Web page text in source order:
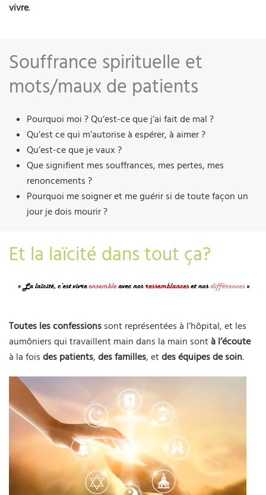
vivre.
Souffrance spirituelle et
mots/maux de patients
Pourquoi moi ? Qu’est-ce que j’ai fait de mal ?
Qu’est ce qui m’autorise à espérer, à aimer ?
Qu’est-ce que je vaux ?
Que signifient mes souffrances, mes pertes, mes
renoncements ?
Pourquoi me soigner et me guérir si de toute façon un
jour je dois mourir ?
Et la laïcité dans tout ça?
Toutes les confessions sont représentées à l’hôpital, et les
aumôniers qui travaillent main dans la main sontà l’écoute
à la fois des patients, des familles, etdes équipes de soin.